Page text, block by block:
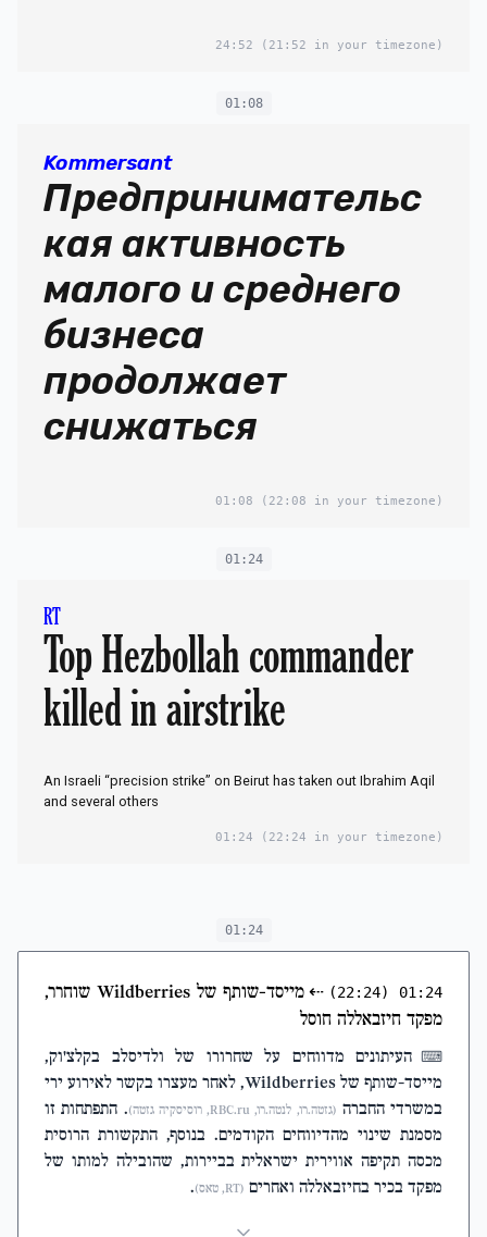
24:52 (21:52 in your timezone)
01:08
Kommersant
Предпринимательс
кая активность
малого и среднего
бизнеса
продолжает
снижаться
01:08 (22:08 in your timezone)
01:24
RT
Top Hezbollah commander
killed in airstrike
An Israeli “precision strike” on Beirut has taken out Ibrahim Aqil
and several others
01:24 (22:24 in your timezone)
01:24
01:24
(22:24)
⇠
מייסד-שותף של Wildberries שוחרר,
מפקד חיזבאללה חוסל
⌨ העיתונים מדווחים על שחרורו של ולדיסלב בקלצ'וק,
מייסד-שותף של Wildberries, לאחר מעצרו בקשר לאירוע ירי
במשרדי החברה (גזטה.רו, לנטה.רו, RBC.ru, רוסיסקיה גזטה)
. התפתחות זו
מסמנת שינוי מהדיווחים הקודמים. בנוסף, התקשורת הרוסית
מכסה תקיפה אווירית ישראלית בביירות, שהובילה למותו של
מפקד בכיר בחיזבאללה ואחרים (RT, טאס) .